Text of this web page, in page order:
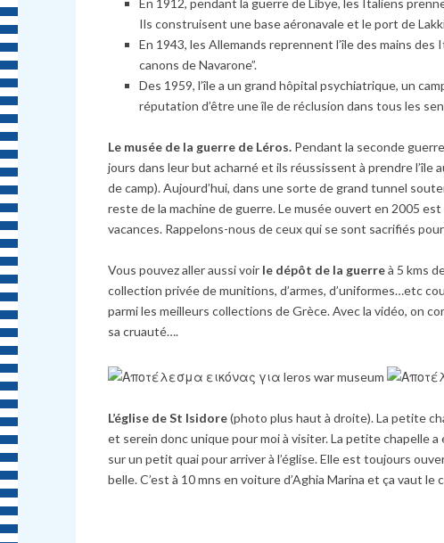
En 1912, pendant la guerre de Libye, les Italiens
Ils construisent une base aéronavale et le port de
En 1943, les Allemands reprennent l’île des mains
canons de Navarone”.
Des 1959, l’île a un grand hôpital psychiatrique, un
réputation d’être une île de réclusion dans tous les
Le musée de la guerre de Léros. Pendant la seconde
jours dans leur but acharné et ils réussissent à prendre l’île
de camp). Aujourd’hui, dans une sorte de grand tunnel
reste de la machine de guerre. Le musée ouvert en 2005 est
vacances. Rappelons-nous de ceux qui se sont sacrifiés
Vous pouvez aller aussi voir le dépôt de la guerreà 5 kms
collection privée de munitions, d’armes, d’uniformes…etc
parmi les meilleurs collections de Grèce. Avec la vidéo, on
sa cruauté….
L’église de St Isidore(photo plus haut à droite). La petite
et serein donc unique pour moi à visiter. La petite chapelle
sur un petit quai pour arriver à l’église. Elle est toujours
belle. C’est à 10 mns en voiture d’Aghia Marina et ça vaut le